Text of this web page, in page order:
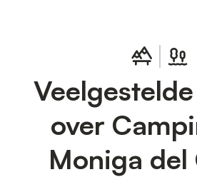
over
Moniga del